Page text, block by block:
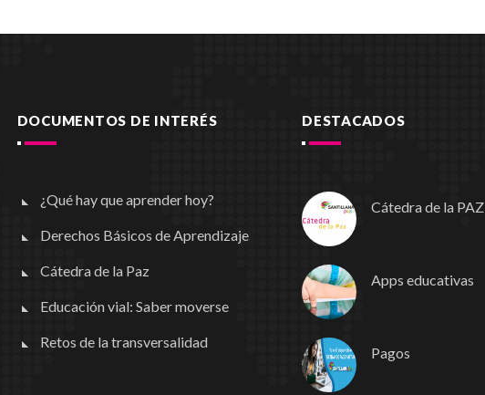
DOCUMENTOS DE INTERÉS
¿Qué hay que aprender hoy?
Derechos Básicos de Aprendizaje
Cátedra de la Paz
Educación vial: Saber moverse
Retos de la transversalidad
DESTACADOS
Cátedra de la PAZ
Apps educativas
Pagos